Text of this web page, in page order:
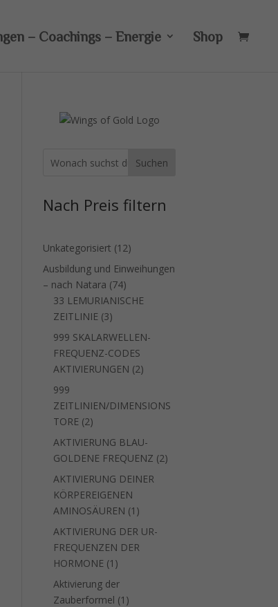
– Coachings – Energie Shop
Suchen
Nach Preis filtern
Unkategorisiert 1212
Produkte
Ausbildung und Einweihungen
– nach Natara 7474
Produkte
33 LEMURIANISCHE
ZEITLINIE 33
Produkte
999 SKALARWELLEN-
FREQUENZ-CODES
AKTIVIERUNGEN 22
999
ZEITLINIEN/DIMENSIONS
TORE 22
Produkte
AKTIVIERUNG BLAU-
GOLDENE FREQUENZ 22
AKTIVIERUNG DEINER
KÖRPEREIGENEN
AMINOSÄUREN 1 1
Produkt
AKTIVIERUNG DER UR-
FREQUENZEN DER
HORMONE 1 1
Aktivierung der
Zauberformel 1 1